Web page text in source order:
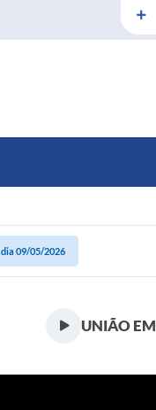
09/05/2026
UNIÃO